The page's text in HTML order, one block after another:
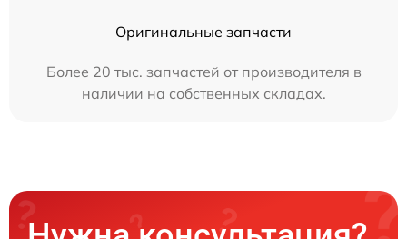
Оригинальные запчасти
Более 20 тыс. запчастей от производителя в
наличии на собственных складах.